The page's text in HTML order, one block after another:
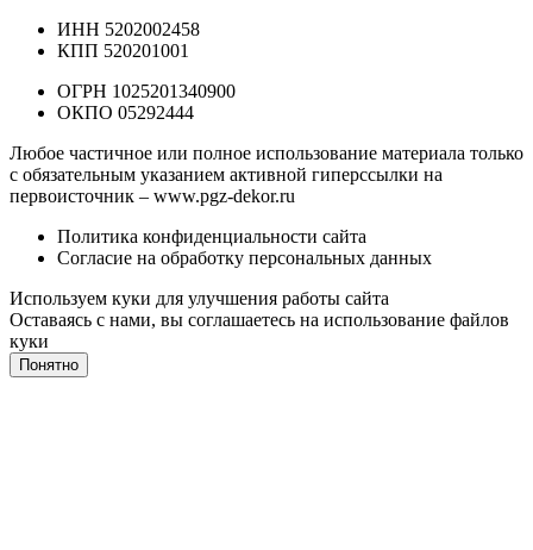
ИНН 5202002458
КПП 520201001
ОГРН 1025201340900
ОКПО 05292444
Любое частичное или полное использование материала только
с обязательным указанием активной гиперссылки на
первоисточник – www.pgz-dekor.ru
Политика конфиденциальности сайта
Согласие на обработку персональных данных
Используем куки для улучшения работы сайта
Оставаясь с нами, вы соглашаетесь на использование файлов
куки
Понятно